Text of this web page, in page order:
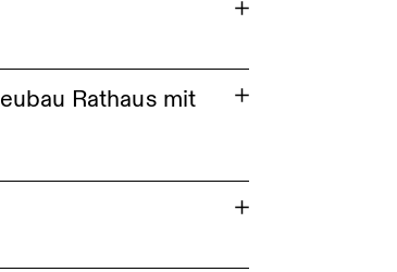
Rathaus mit